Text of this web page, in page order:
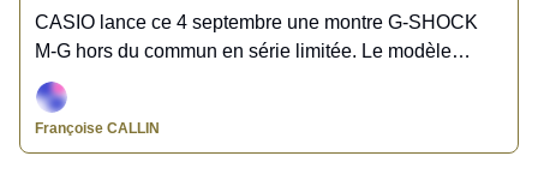
CASIO lance ce 4 septembre une montre G-SHOCK
M-G hors du commun en série limitée. Le modèle
MRG-B5000HT reprend la forme de la série G-SHOCK
5000, sublimée par la technique japonaise du
martelage réalisé par un maître artisan du tsuiki.
Françoise CALLIN